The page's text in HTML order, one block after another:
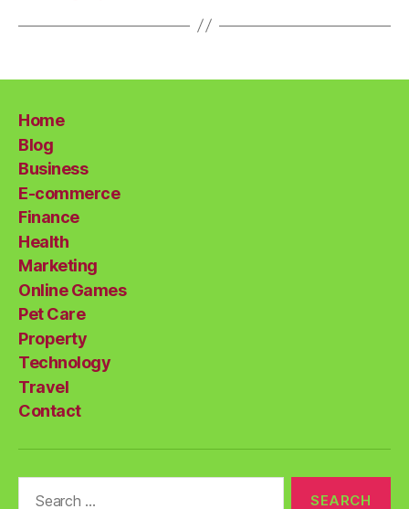
Home
Blog
Business
E-commerce
Finance
Health
Marketing
Online Games
Pet Care
Property
Technology
Travel
Contact